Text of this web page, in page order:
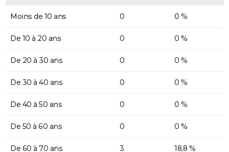
Moins de 10 ans 0 0 %
De 10 à 20 ans 0 0 %
De 20 à 30 ans 0 0 %
De 30 à 40 ans 0 0 %
De 40 à 50 ans 0 0 %
De 50 à 60 ans 0 0 %
De 60 à 70 ans 3 18,8 %